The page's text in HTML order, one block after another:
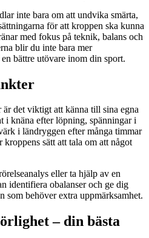
inte bara om att undvika smärta,
för att kroppen ska kunna
med fokus på teknik, balans och
blir du inte bara mer
bättre utövare inom din sport.
det viktigt att känna till sina egna
i knäna efter löpning, spänningar i
i ländryggen efter många timmar
sätt att tala om att något
eller ta hjälp av en
identifiera obalanser och ge dig
som behöver extra uppmärksamhet.
– din bästa